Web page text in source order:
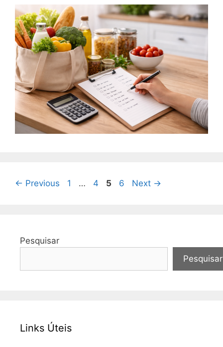
← Previous Page
1 … Page
4 Page
5 Page
6 Next →
Pesquisar
Pesquisar
Links Úteis